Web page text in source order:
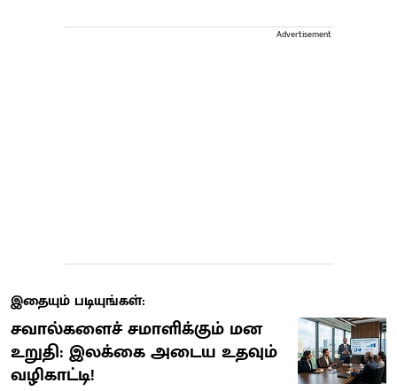
Advertisement
இதையும் படியுங்கள்:
சவால்களைச் சமாளிக்கும் மன
உறுதி: இலக்கை அடைய உதவும்
வழிகாட்டி!